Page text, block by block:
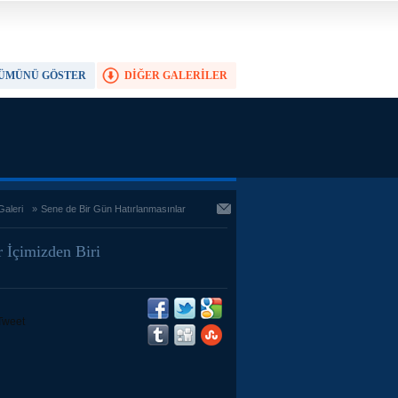
DİĞER GALERİLER
GÖSTER
» Sene de Bir Gün Hatırlanmasınlar
İçimizden Biri